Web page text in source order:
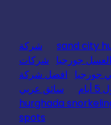
sand city
شركة
جورجيا
شركات
جورجيا
افضل شركة
سائق عربي
hurghada
spots